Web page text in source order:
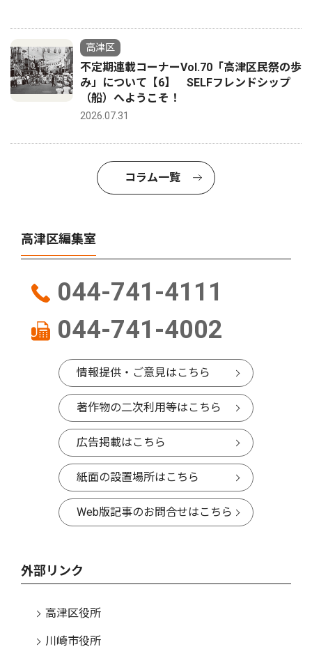
高津区
不定期連載コーナーVol.70「高津区民祭の歩
み」について【6】 SELFフレンドシップ
（船）へようこそ！
2026.07.31
コラム一覧
高津区編集室
044-741-4111
044-741-4002
情報提供・ご意見はこちら
著作物の二次利用等はこちら
広告掲載はこちら
紙面の設置場所はこちら
Web版記事のお問合せはこちら
外部リンク
高津区役所
川崎市役所